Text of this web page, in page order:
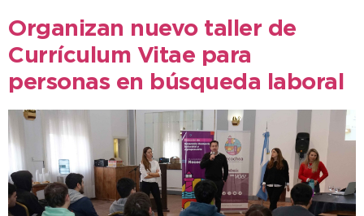
Organizan nuevo taller de
Currículum Vitae para
personas en búsqueda laboral